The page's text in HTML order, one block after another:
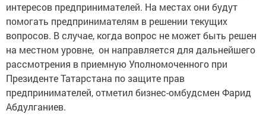
интересов предпринимателей. На местах они будут
помогать предпринимателям в решении текущих
вопросов. В случае, когда вопрос не может быть решен
на местном уровне, он направляется для дальнейшего
рассмотрения в приемную Уполномоченного при
Президенте Татарстана по защите прав
предпринимателей, отметил бизнес-омбудсмен Фарид
Абдулганиев.